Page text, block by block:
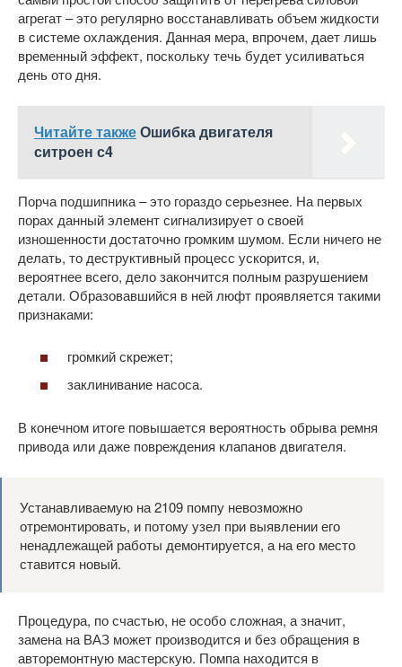
агрегат – это регулярно восстанавливать объем жидкости
в системе охлаждения. Данная мера, впрочем, дает лишь
временный эффект, поскольку течь будет усиливаться
день ото дня.
Читайте такжеОшибка двигателя
ситроен с4
Порча подшипника – это гораздо серьезнее. На первых
порах данный элемент сигнализирует о своей
изношенности достаточно громким шумом. Если ничего не
делать, то деструктивный процесс ускорится, и,
вероятнее всего, дело закончится полным разрушением
детали. Образовавшийся в ней люфт проявляется такими
признаками:
громкий скрежет;
заклинивание насоса.
В конечном итоге повышается вероятность обрыва ремня
привода или даже повреждения клапанов двигателя.
Устанавливаемую на 2109 помпу невозможно
отремонтировать, и потому узел при выявлении его
ненадлежащей работы демонтируется, а на его место
ставится новый.
Процедура, по счастью, не особо сложная, а значит,
замена на ВАЗ может производится и без обращения в
авторемонтную мастерскую. Помпа находится в